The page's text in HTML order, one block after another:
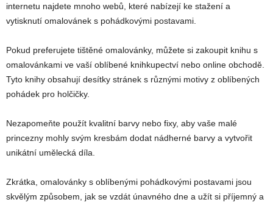
internetu najdete mnoho webů, které nabízejí ke stažení a
vytisknutí omalovánek s pohádkovými postavami.
Pokud preferujete tištěné omalovánky, můžete si zakoupit knihu s
omalovánkami ve vaší oblíbené knihkupectví nebo online obchodě.
Tyto knihy obsahují desítky stránek s různými motivy z oblíbených
pohádek pro holčičky.
Nezapomeňte použít kvalitní barvy nebo fixy, aby vaše malé
princezny mohly svým kresbám dodat nádherné barvy a vytvořit
unikátní umělecká díla.
Zkrátka, omalovánky s oblíbenými pohádkovými postavami jsou
skvělým způsobem, jak se vzdát únavného dne a užít si příjemný a